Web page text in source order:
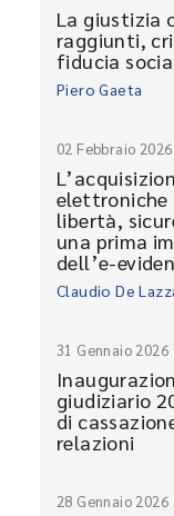
La giustizia
raggiunti,
fiducia
Piero Gaeta
02 Febbraio 2026
elettroniche
libertà,
una prima
dell’e-
Claudio De
31 Gennaio 2026
giudiziario
di
relazioni
28 Gennaio 2026